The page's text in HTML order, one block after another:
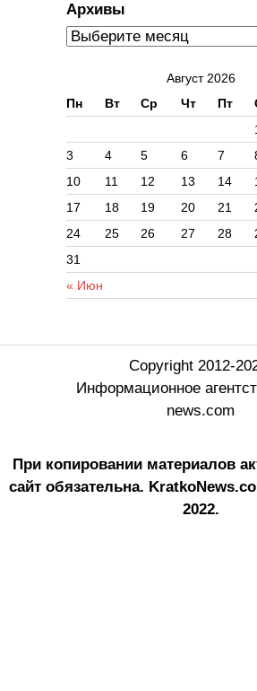
Архивы
Август 2026
Пн
Вт Ср Чт Пт
« Июн
3
4 5 6 7
10
11 12 13 14
17
18 19 20 21
24
25 26 27 28
31
Copyright 2012-
Информационное
news.com
При копировании материалов
сайт обязательна.
2022.